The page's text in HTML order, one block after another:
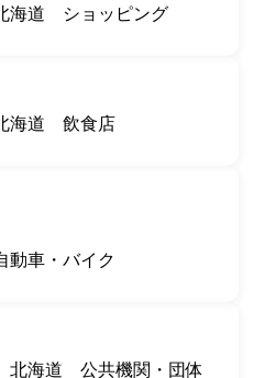
海道 ショッピング
海道 飲食店
動車・バイク
北海道 公共機関・団体